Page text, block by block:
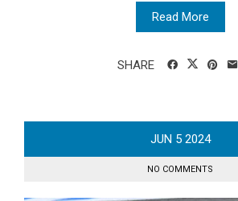
Read More
SHARE
JUN 5 2024
NO COMMENTS